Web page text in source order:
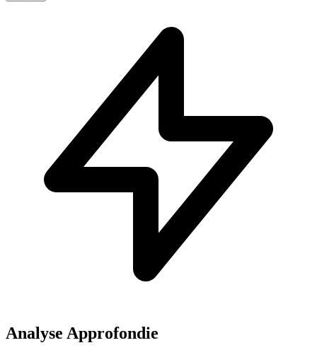
Analyse Approfondie